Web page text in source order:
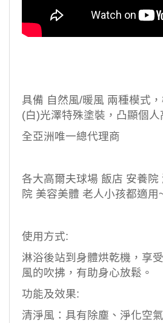
具備 自然風/暖風 兩種模式
(白)光澤特殊塗裝，凸顯個人
全亞洲唯一總代理商
各大高爾夫球場 飯店 安養院
院 美容美體 老人小孩都適用
使用方式:
淋浴後站到身體烘乾機，享
風的吹拂，有助身心放鬆。
功能及效果:
清淨風：具有除塵、淨化空